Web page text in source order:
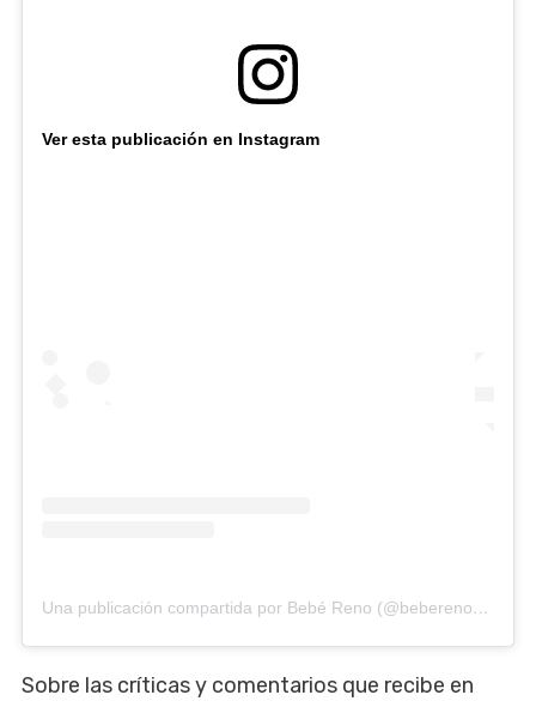
Ver esta publicación en Instagram
Una publicación compartida por Bebé Reno (@bebereno_teatro)
Sobre las críticas y comentarios que recibe en